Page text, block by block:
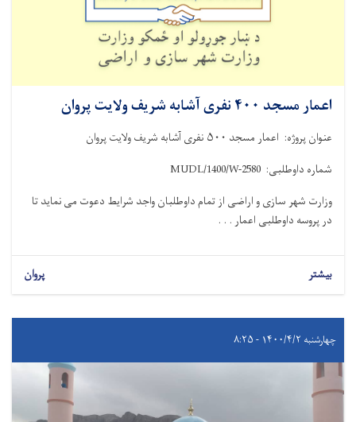
اعمار مسجد ۴۰۰ نفری آشابه شریف ولایت پروان
عنوان پروژه: اعمار مسجد ۵۰۰ نفری آشابه شریف ولایت پروان
شماره داوطلبی: MUDL/1400/W-2580
وزارت شهر سازی و اراضی از تمام داوطلبان واجد شرایط دعوت می نماید تا
در پروسه داوطلبی اعمار . . .
بیشتر پروان
چهارشنبه ۱۴۰۰/۴/۲ - ۸:۲۵